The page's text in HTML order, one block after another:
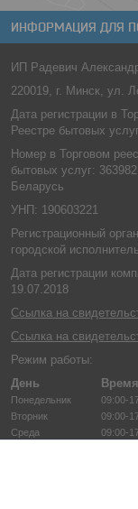
ИНФОРМАЦИЯ ДЛЯ
ИП Радевич
220019, г. Минск, ул.
Дата регистрации в
Реестре бытовых
Номер в Торговом
бытовых услуг:
Беларусь
УНП: 190603221
Регистрационный
городской
Дата регистрации
19.07.2018
Ссылка на
Ссылка на
Режим работы:
День
Понедельник
09:00-
Вторник
09:00-
Среда
09:00-